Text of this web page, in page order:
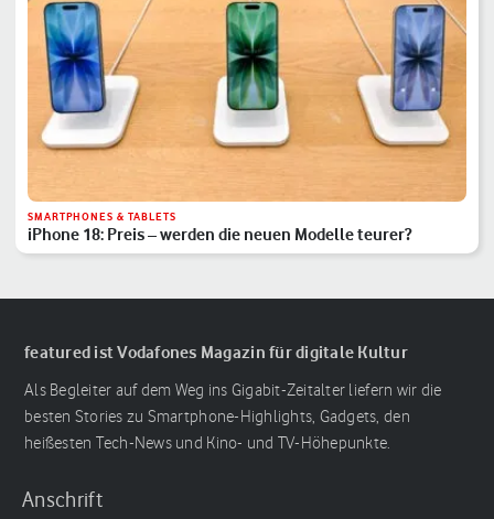
SMARTPHONES & TABLETS
iPhone 18: Preis – werden die neuen Modelle teurer?
featured ist Vodafones Magazin für digitale Kultur
Als Begleiter auf dem Weg ins Gigabit-Zeitalter liefern wir die
besten Stories zu Smartphone-Highlights, Gadgets, den
heißesten Tech-News und Kino- und TV-Höhepunkte.
Anschrift